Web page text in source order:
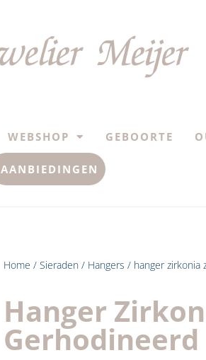
WEBSHOP GEBOORTE
AANBIEDINGEN
Home / Sieraden / Hangers / hanger zirkonia
Hanger
Gerhodineerd